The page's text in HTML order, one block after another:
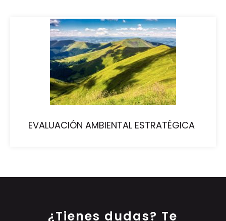
EVALUACIÓN AMBIENTAL ESTRATÉGICA
¿Tienes dudas? Te